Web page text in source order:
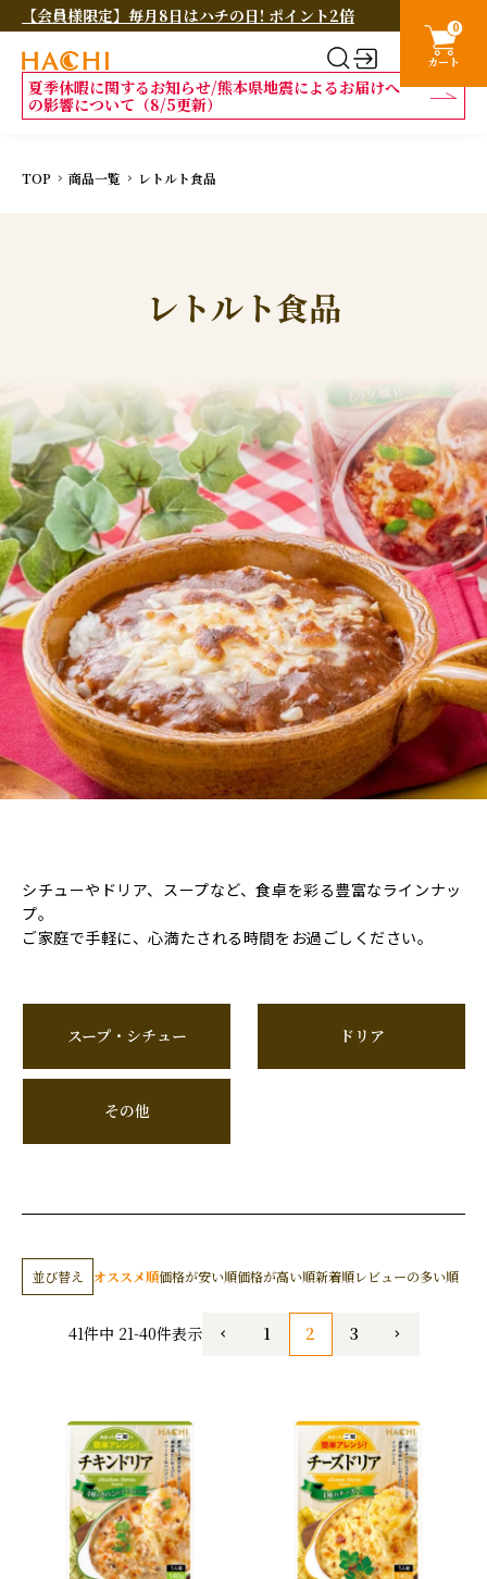
【会員様限定】毎月8日はハチの日! ポイント2倍
夏季休暇に関するお知らせ/熊本県地震によるお届けへ
の影響について（8/5更新）
0
カート
TOP 商品一覧 レトルト食品
レトルト食品
シチューやドリア、スープなど、食卓を彩る豊富なラインナッ
プ。
ご家庭で手軽に、心満たされる時間をお過ごしください。
スープ・シチュー ドリア
その他
並び替え オススメ順価格が安い順価格が高い順新着順レビューの多い順
41件中 21-40件表示 1 2 3